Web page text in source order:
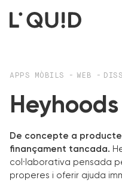
APPS MÒBILS - WEB -
Heyhoods
De concepte a
finançament tancada.
col·laborativa pensada
properes i oferir ajuda